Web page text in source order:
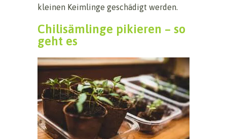
kleinen Keimlinge geschädigt werden.
Chilisämlinge pikieren – so
geht es